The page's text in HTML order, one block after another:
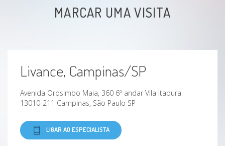
MARCAR UMA VISITA
Livance, Campinas/SP
Avenida Orosimbo Maia, 360 6º andar Vila Itapura
13010-211 Campinas, São Paulo SP
LIGAR AO ESPECIALISTA